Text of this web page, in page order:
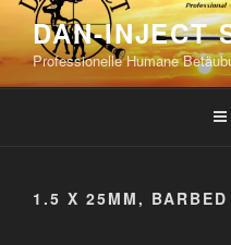
Skip
content
DAN-INJECT
Professionelle Humane
1.5 X 25MM, BARBED